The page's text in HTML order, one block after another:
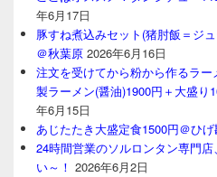
年6月17日
豚すね煮込みセット(猪肘飯＝ジ
＠秋葉原 2026年6月16日
注文を受けてから粉から作るラ
製ラーメン(醤油)1900円＋大盛り
年6月15日
あじたたき大盛定食1500円＠ひ
24時間営業のソルロンタン専門
い～！ 2026年6月2日